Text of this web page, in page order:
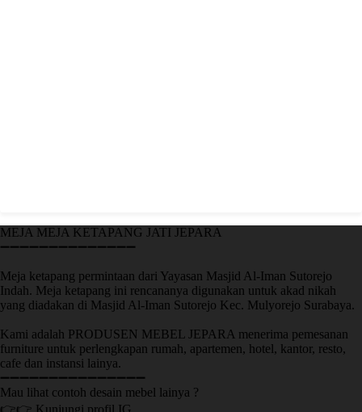
MEJA MEJA KETAPANG JATI JEPARA
➖➖➖➖➖➖➖➖➖➖➖➖➖➖
Meja ketapang permintaan dari Yayasan Masjid Al-Iman Sutorejo
Indah. Meja ketapang ini rencananya digunakan untuk akad nikah
yang diadakan di Masjid Al-Iman Sutorejo Kec. Mulyorejo Surabaya.
Kami adalah PRODUSEN MEBEL JEPARA menerima pemesanan
furniture untuk perlengkapan rumah, apartemen, hotel, kantor, resto,
cafe dan instansi lainya.
➖➖➖➖➖➖➖➖➖➖➖➖➖➖➖
Mau lihat contoh desain mebel lainya ?